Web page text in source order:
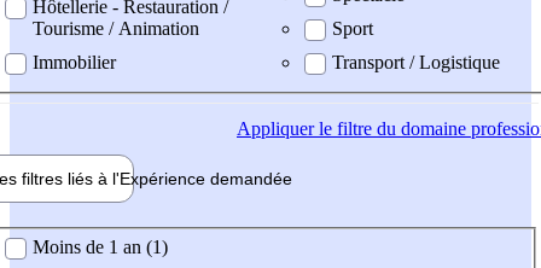
Hôtellerie - Restauration /
Tourisme / Animation
Immobilier
Sport
Transport / Logistique
Appliquerle filtre du domaine
filtres liés à l'Expérience demandée
demandée
Moins de 1 an (1)